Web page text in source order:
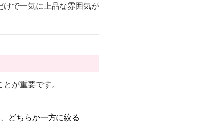
けで一気に上品な雰囲気が
が重要です。
どちらか一方に絞る